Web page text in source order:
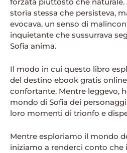
storia stessa che persisteva,
evocava, un senso di
inquietante che sussurrava
Sofia anima.
Il modo in cui questo libro
del destino ebook gratis
confortante. Mentre leggevo,
mondo di Sofia dei
loro momenti di trionfo e
Mentre esploriamo il mondo
iniziamo a renderci conto che